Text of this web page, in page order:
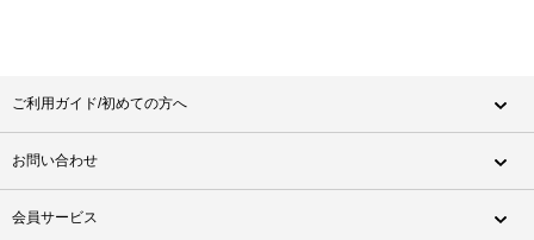
ご利用ガイド/初めての方へ
お問い合わせ
会員サービス